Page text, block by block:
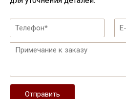
Отправить